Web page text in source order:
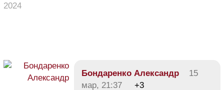
2024
Бондаренко Александр
15
мар, 21:37
+3